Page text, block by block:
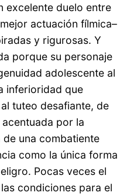
excelente duelo entre
actuación fílmica–
y rigurosas. Y
porque su personaje
adolescente al
inferioridad que
tuteo desafiante, de
por la
una combatiente
como la única forma
Pocas veces el
condiciones para el